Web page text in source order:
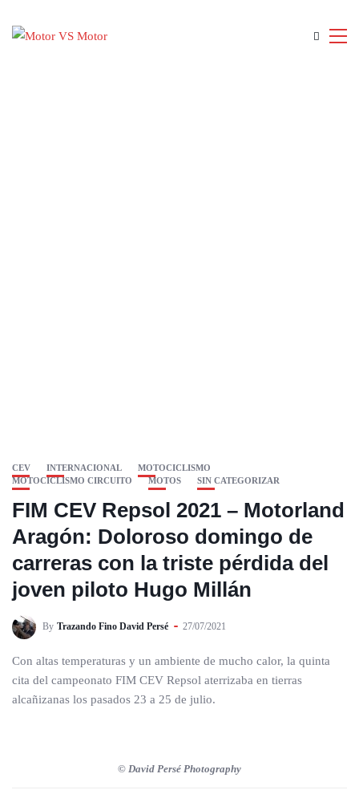
CEV INTERNACIONAL
MOTOCICLISMO
MOTOCICLISMO CIRCUITO
MOTOS SIN CATEGORIZAR
FIM CEV Repsol 2021 – Motorland
Aragón: Doloroso domingo de
carreras con la triste pérdida del
joven piloto Hugo Millán
By Trazando Fino David Persé 27/07/2021
Con altas temperaturas y un ambiente de mucho calor, la quinta
cita del campeonato FIM CEV Repsol aterrizaba en tierras
alcañizanas los pasados 23 a 25 de julio.
© David Persé Photography